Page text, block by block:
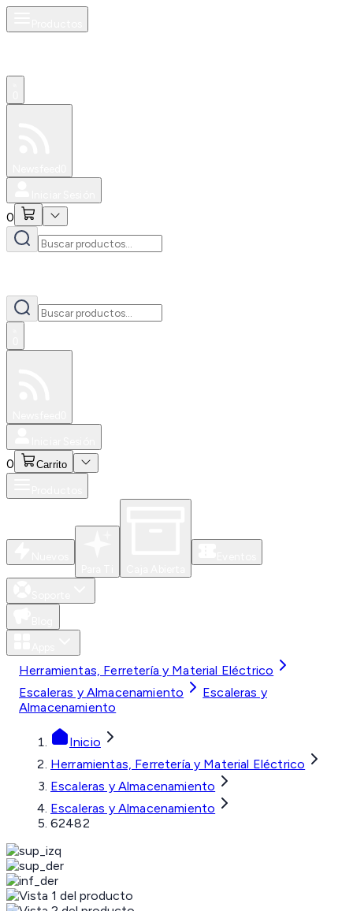
0
0 Carrito
Herramientas, Ferretería y Material Eléctrico
Escaleras y Almacenamiento
Escaleras y
Almacenamiento
Inicio
Herramientas, Ferretería y Material Eléctrico
Escaleras y Almacenamiento
Escaleras y Almacenamiento
62482